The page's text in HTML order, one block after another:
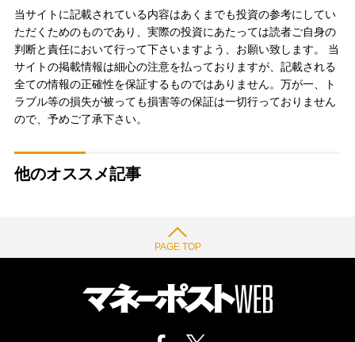
当サイトに記載されている内容はあくまでも投資の参考にしてい
ただくためのものであり、実際の投資にあたっては読者ご自身の
判断と責任において行って下さいますよう、お願い致します。 当
サイトの掲載情報は細心の注意を払っておりますが、記載される
全ての情報の正確性を保証するものではありません。万が一、ト
ラブル等の損失が被っても損害等の保証は一切行っておりません
ので、予めご了承下さい。
他のオススメ記事
PAGE TOP